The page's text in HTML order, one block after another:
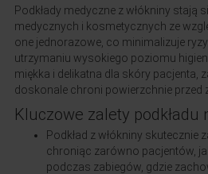
Podkłady medyczne z włókniny
medycznych i kosmetycznych ze
one jednorazowe, co minimalizuje
utrzymaniu wysokiego poziomu
miękka i delikatna dla skóry pacjenta,
doskonale chroni powierzchnie przed
Kluczowe zalety podkładu
Podkład z włókniny skutecznie
chroniąc zarówno pacjentów,
podczas zabiegów, gdzie